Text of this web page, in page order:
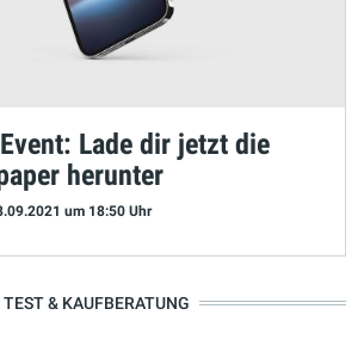
Lade dir jetzt die
herunter
um 18:50 Uhr
TEST & KAUFBERATUNG